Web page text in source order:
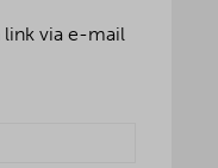
link via e-mail